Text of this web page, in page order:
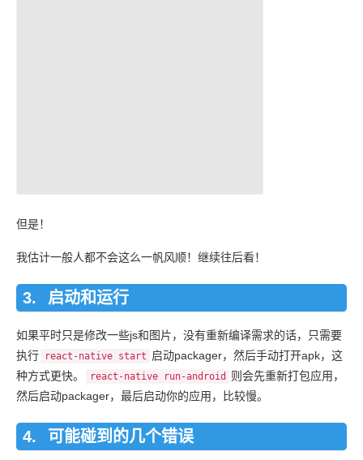
但是！
我估计一般人都不会这么一帆风顺！继续往后看！
启动和运行
如果平时只是修改一些js和图片，没有重新编译需求的话，只需要
执行
react-native start 启动packager，然后手动打开apk，这
种方式更快。
react-native run-android
则会先重新打包应用，
然后启动packager，最后启动你的应用，比较慢。
可能碰到的几个错误